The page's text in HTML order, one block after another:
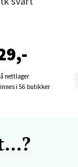
nettlager
i 56 butikker